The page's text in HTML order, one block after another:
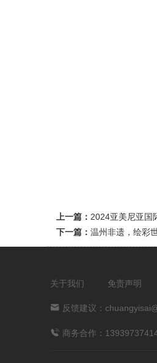
上一篇： 2024亚美尼亚国
下一篇： 温州非遗，绘彩
关于我们 免责声明
反馈建议：
商务合作：